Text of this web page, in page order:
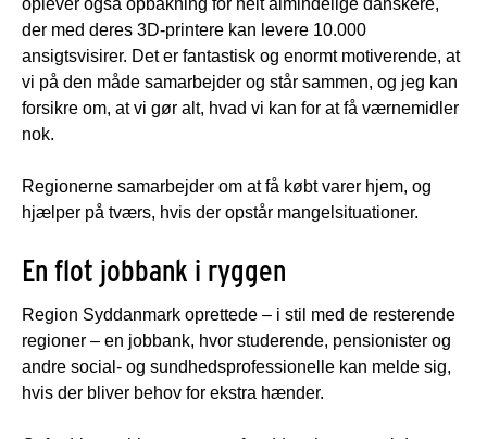
der med deres 3D-printere kan levere 10.000
ansigtsvisirer. Det er fantastisk og enormt motiverende, at
vi på den måde samarbejder og står sammen, og jeg kan
forsikre om, at vi gør alt, hvad vi kan for at få værnemidler
nok.
Regionerne samarbejder om at få købt varer hjem, og
hjælper på tværs, hvis der opstår mangelsituationer.
En flot jobbank i ryggen
Region Syddanmark oprettede – i stil med de resterende
regioner – en jobbank, hvor studerende, pensionister og
andre social- og sundhedsprofessionelle kan melde sig,
hvis der bliver behov for ekstra hænder.